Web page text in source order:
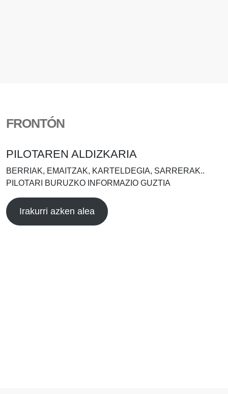
FRONTÓN
PILOTAREN ALDIZKARIA
BERRIAK, EMAITZAK, KARTELDEGIA, SARRERAK..
PILOTARI BURUZKO INFORMAZIO GUZTIA
Irakurri azken alea